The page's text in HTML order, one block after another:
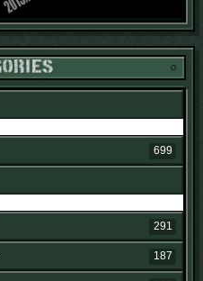
699
291
187